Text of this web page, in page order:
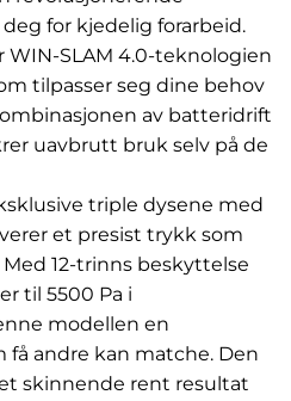
for kjedelig forarbeid.
WIN-SLAM 4.0-teknologien
tilpasser seg dine behov
av batteridrift
uavbrutt bruk selv på de
triple dysene med
et presist trykk som
12-trinns beskyttelse
til 5500 Pa i
modellen en
andre kan matche. Den
skinnende rent resultat